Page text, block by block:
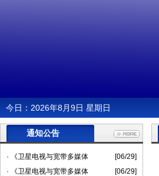
今日： 2026年8月9日 星期日
通知公告
· 《卫星电视与宽带多媒体
[06/29]
· 《卫星电视与宽带多媒体
[06/29]